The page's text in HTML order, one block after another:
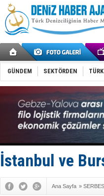
GÜNDEM SEKTÖRDEN
İstanbul ve
Ana Sayfa »